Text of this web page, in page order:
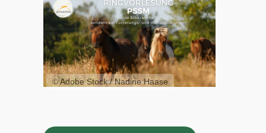
© Adobe Stock / Nadine Haase